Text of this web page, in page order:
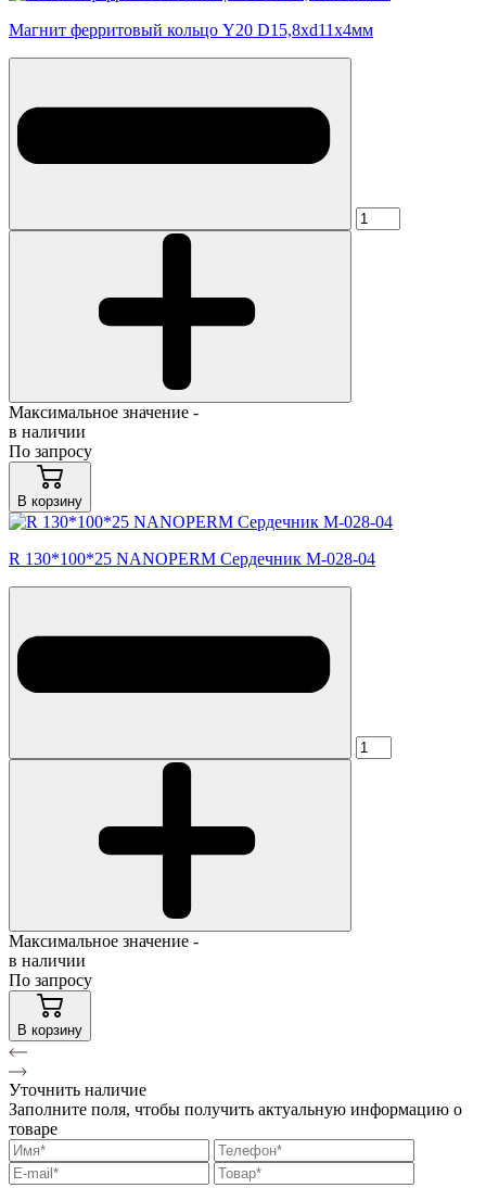
Магнит ферритовый кольцо Y20 D15,8xd11x4мм
Максимальное значение -
в наличии
По запросу
В корзину
R 130*100*25 NANOPERM Сердечник M-028-04
Максимальное значение -
в наличии
По запросу
В корзину
Уточнить наличие
Заполните поля, чтобы получить актуальную информацию о
товаре